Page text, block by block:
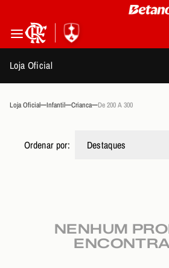
Loja Oficial
Loja Oficial Infantil Crianca De 200 A 300
Ordenar por:
NENHUM